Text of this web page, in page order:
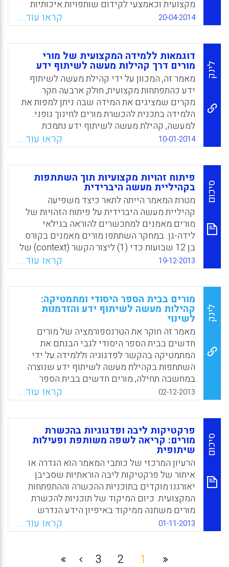
מקצועית וכאמצעי לקידום שותפויות איכותיות
בין מוסדות ההכשרה לבתי הספר. שאלות המחקר
היו: א) כיצד רואים השותפים את התנסויות ה-
JOTD* במהלך ההתנסות המעשית? ב) כיצד
עשויה פעילות זו לתרום לשותפות בין ביה"ס לבין
מוסד הכשרה? (Mtika, P., Robson, D., &
Fitzpatrick, R).
WhatsApp
Facebook
Email
X
20-04-2014 קראו עוד...
לינק
דוגמאות ללמידה המקצועית של מורי
מורים דרך קהילות מעשה לשיתוף ידע
מאמר זה, המכוון על ידי קהילת מעשה לשיתוף
ידע כהתפתחות מקצועית, חולק ארבעה חקר
מקרים שמציגים את המידה שבה ניתן למפות את
הלמידה בתכנית להכשרת מורים לחינוך גופני.
למעשה, קהילת מעשה לשיתוף ידע נתמכת
במהלך הזמן, מערבת מטרות משותפות של
החברים בה, מערבת שיח תכוף, פעיל וחברתי
ומאופיינת על ידי בעיות שנפתרות על ידי חברי
הקהילה (MacPhail, Ann, Patton, Kevin,
Parker, Melissa and Tannehill, Deborah,
2014).
WhatsApp
Facebook
Email
X
10-01-2014 קראו עוד...
סיכום
פיתוח זהויות מקצועיות תוך השתתפות
בקהיליית מעשה היברידית
מטרת המאמר הייתה לתאר כיצד משפיעה
קהיליית מעשה היברידית על פיתוח הזהויות של
מורים מאמנים למתכשרים להוראה בגילאי
לידה-גן. במחקר השתתפו מורים מאמנים בקורס
בן 12 שבועות כדי (1) ליצור הקשר (context) של
חקר שיתופי הניזון מידע המעוגן בהתנסויות
האותנטיות של המשתתפים, ו-(2) לפתח רפלקציה
ביקורתית משותפת המצמיחה מחשבות ושאלות
היוצרות הבנות חדשות. המורים המאמנים
שהשתתפו במחקר זה עבדו בדרכים שונות גם
בכלים מקוונים והחלו לבנות ידע משותף ואישי
לגבי המשמעות של אימון מתכשרים (Caudle,
L.A., & Moran, M.J).
WhatsApp
Facebook
Email
X
19-12-2013 קראו עוד...
לינק
מורים בבית הספר היסודי ומתמטיקה:
קהילות מעשה לשיתוף ידע והזדמנות
לשינוי
מאמר זה חוקר את הטרנספורמציה של מורים
חדשים בבית הספר היסודי לגבי הבנתם את
המתמטיקה בהקשר לפדגוגיה וללמידה.על ידי
השתתפות בקהילת מעשה לשיתוף ידע שנוצרה
במחשבה תחילה, מורים חדשים בבית הספר
היסודי התחילו להתחבר למתמטיקה בדרכים
חדשות: באופן רפלקטיבי, בביטחון ובאופן חקרני (
Gellert, Laura M. , 2013).
WhatsApp
Facebook
Email
X
02-12-2013 קראו עוד...
סיכום
פרקטיקות ליבה ופדגוגיות בהכשרת
מורים: קריאה לשפה משותפת ופעילות
שיתופית
הרעיון המרכזי של כותבי המאמר הוא הגדרה או
איתור של פרקטיקות ליבה הוראתיות שסביבן
יאורגנו מוקדים בתוכניות ההכשרה וההתפתחות
המקצועית. כיום המיקוד של תוכניות להכשרת
מורים משתנה ממיקוד באיפיון הידע הנדרש
להוראה אל מיקוד בשילוב של ידע והתנסות
(Lampert, 2010, Zeichner, 2012). פנייה זו אל
מחקריהם סביב הרעיון של "פרקטיקות ליבה"
01-11-2013 קראו עוד...
1
2
3